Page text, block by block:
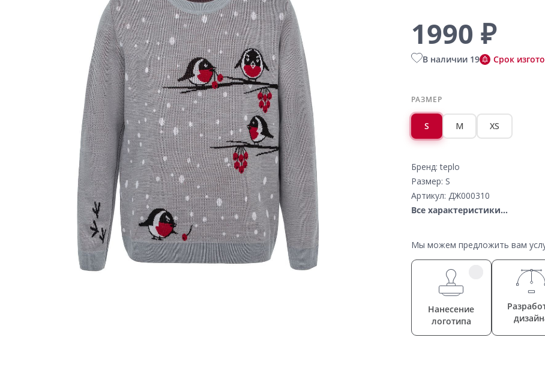
1990 ₽
В наличии 19 Срок
РАЗМЕР
S M XS
Бренд: teplo
Размер: S
Артикул: ДЖ000310
Все характеристики...
Мы можем предложить вам
Нанесение
логотипа